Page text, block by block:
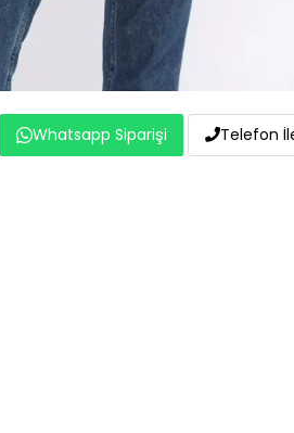
Whatsapp Siparişi Telefon